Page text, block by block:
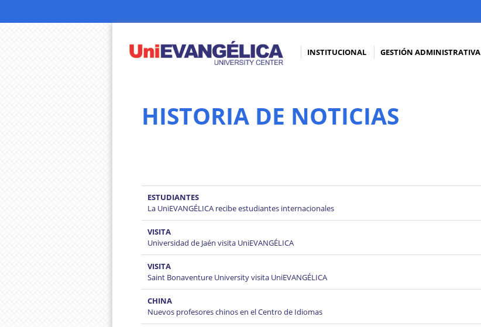
INSTITUCIONAL GESTIÓN ADMINISTRATIVA
HISTORIA DE NOTICIAS
ESTUDIANTES
La UniEVANGÉLICA recibe estudiantes internacionales
VISITA
Universidad de Jaén visita UniEVANGÉLICA
VISITA
Saint Bonaventure University visita UniEVANGÉLICA
CHINA
Nuevos profesores chinos en el Centro de Idiomas